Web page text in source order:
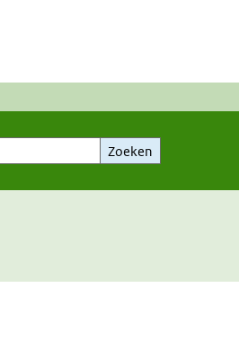
Zoeken